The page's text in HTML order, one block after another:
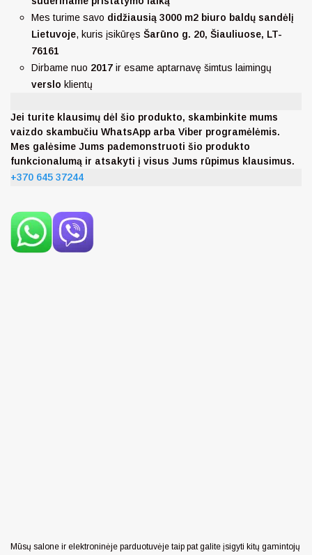
Mes turime savo didžiausią 3000 m2 biuro baldų sandėlį
Lietuvoje, kuris įsikūręs Šarūno g. 20, Šiauliuose, LT-
76161
Dirbame nuo 2017 ir esame aptarnavę šimtus laimingų
verslo klientų
Jei turite klausimų dėl šio produkto, skambinkite mums
vaizdo skambučiu WhatsApp arba Viber programėlėmis.
Mes galėsime Jums pademonstruoti šio produkto
funkcionalumą ir atsakyti į visus Jums rūpimus klausimus.
+370 645 37244
Mūsų salone ir elektroninėje parduotuvėje taip pat galite įsigyti kitų gamintojų